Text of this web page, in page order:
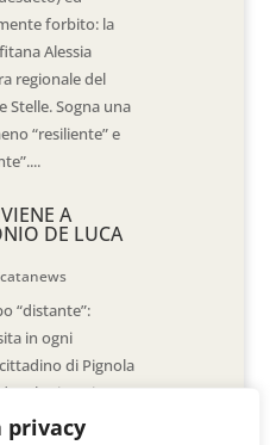
privacy
forbito: la
Alessia
regionale del
Stelle. Sogna una
“resiliente” e
A
DE LUCA
“distante”:
in ogni
di Pignola
la situazione
è venuto. La